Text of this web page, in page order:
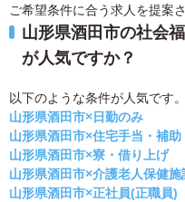
ご希望条件に合う求人を提案
山形県酒田市の社会
が人気ですか？
以下のような条件が人気です。
山形県酒田市×日勤のみ
山形県酒田市×住宅手当・補助
山形県酒田市×寮・借り上げ
山形県酒田市×介護老人保健施
山形県酒田市×正社員(正職員)